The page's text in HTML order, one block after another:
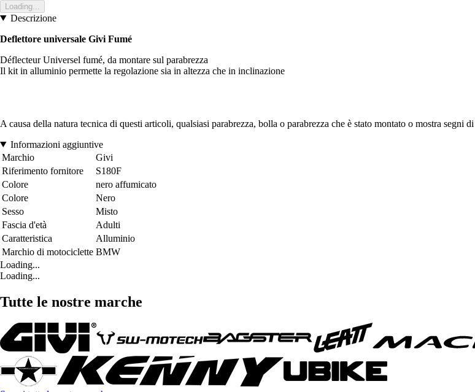
Loading...
Descrizione
Deflettore universale Givi Fumé
Déflecteur Universel fumé, da montare sul parabrezza
Il kit in alluminio permette la regolazione sia in altezza che in inclinazione
A causa della natura tecnica di questi articoli, qualsiasi parabrezza, bolla o parabrezza che è stato montato o mostra segni
Informazioni aggiuntive
Marchio
Givi
Riferimento fornitore
S180F
Colore
nero affumicato
Colore
Nero
Sesso
Misto
Fascia d'età
Adulti
Caratteristica
Alluminio
Marchio di motociclette BMW
Loading...
Loading...
Tutte le nostre marche